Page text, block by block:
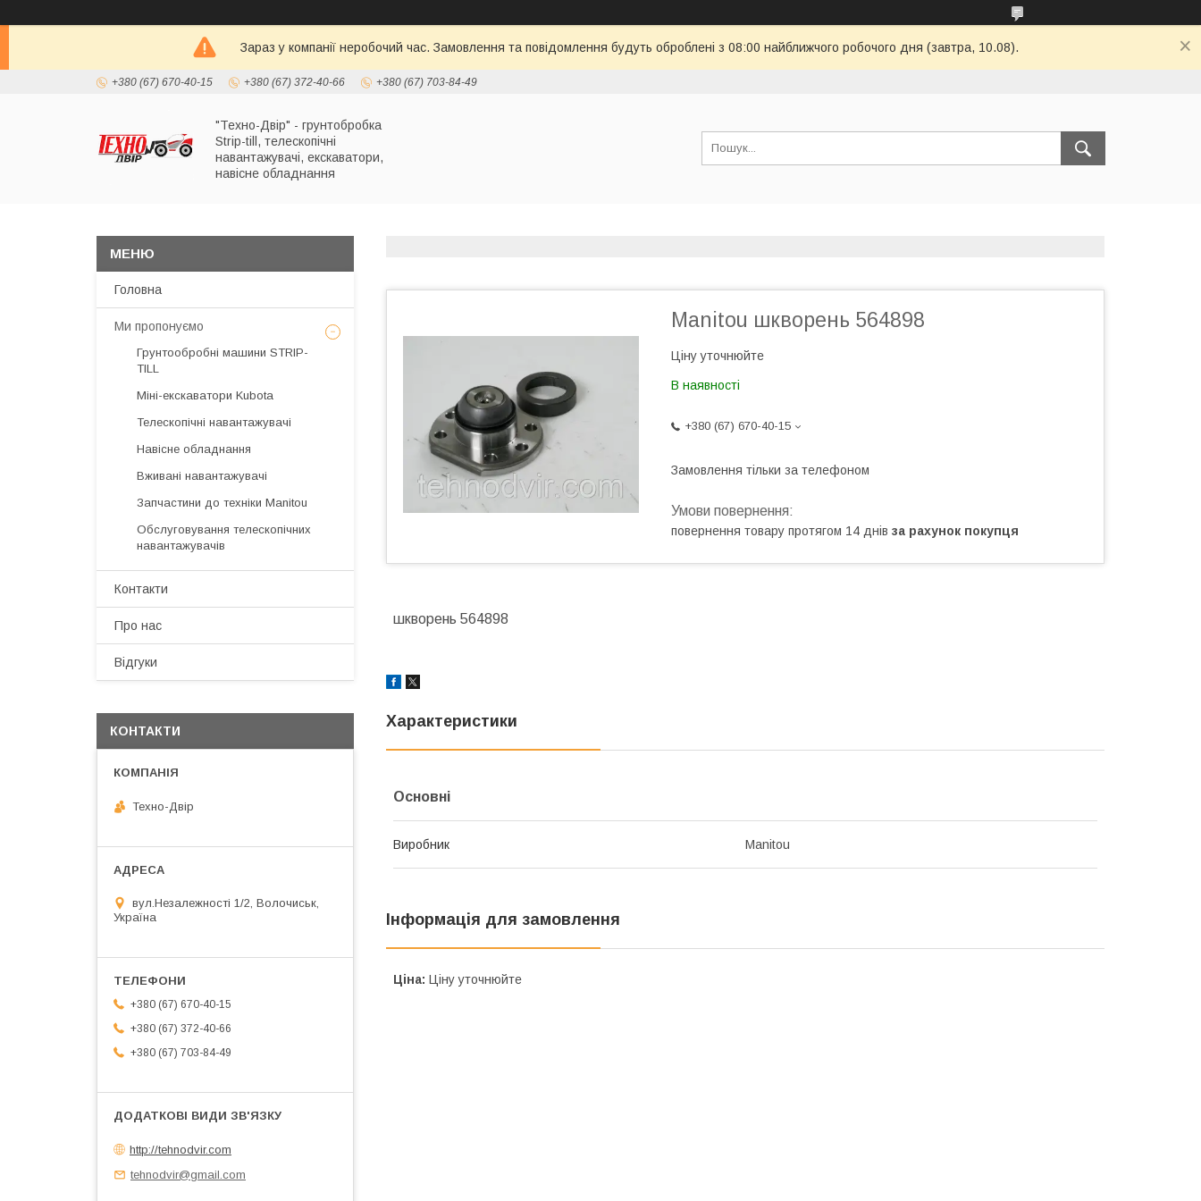
Зараз у компанії неробочий час. Замовлення та повідомлення будуть оброблені з 08:00 найближчого робочого дня (завтра, 10.08).
+380 (67) 670-40-15 +380 (67) 372-40-66 +380 (67) 703-84-49
"Техно-Двір" - грунтобробка
Strip-till, телескопічні
навантажувачі, екскаватори,
навісне обладнання
Manitou шкворень 564898
Ціну уточнюйте
В наявності
+380 (67) 670-40-15
Замовлення тільки за телефоном
повернення товару протягом 14 днів за рахунок покупця
шкворень 564898
Характеристики
Основні
Виробник Manitou
Інформація для замовлення
Ціна: Ціну уточнюйте
Головна
Ми пропонуємо
Грунтообробні машини STRIP-
TILL
Міні-екскаватори Kubota
Телескопічні навантажувачі
Навісне обладнання
Вживані навантажувачі
Запчастини до техніки Manitou
Обслуговування телескопічних
навантажувачів
Контакти
Про нас
Відгуки
КОНТАКТИ
Техно-Двір
вул.Незалежності 1/2, Волочиськ,
Україна
+380 (67) 670-40-15
+380 (67) 372-40-66
+380 (67) 703-84-49
http://tehnodvir.com
tehnodvir@gmail.com